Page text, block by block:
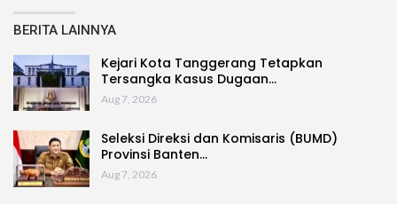
BERITA LAINNYA
Kejari Kota Tanggerang Tetapkan
Tersangka Kasus Dugaan…
Aug 7, 2026
Seleksi Direksi dan Komisaris (BUMD)
Provinsi Banten…
Aug 7, 2026